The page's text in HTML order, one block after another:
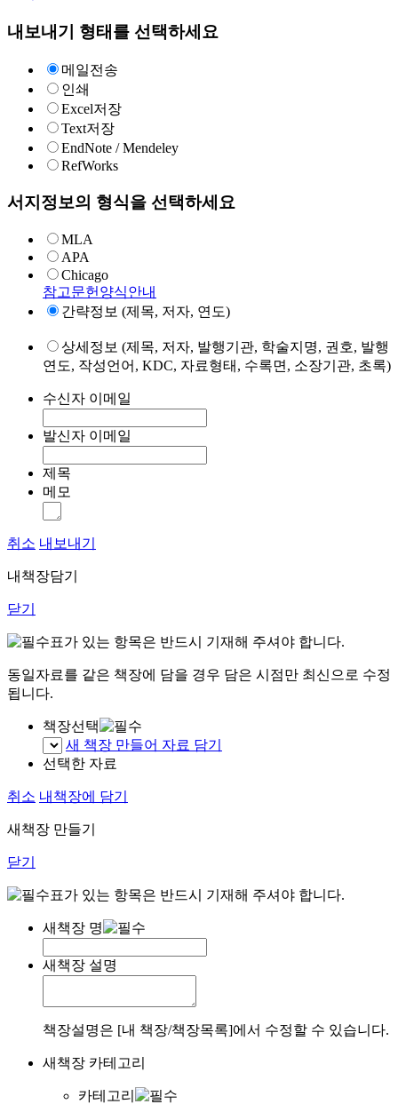
내보내기 형태를 선택하세요
메일전송
인쇄
Excel저장
Text저장
EndNote / Mendeley
RefWorks
서지정보의 형식을 선택하세요
MLA
APA
Chicago
참고문헌양식안내
간략정보 (제목, 저자, 연도)
상세정보 (제목, 저자, 발행기관, 학술지명, 권호, 발행
연도, 작성언어, KDC, 자료형태, 수록면, 소장기관, 초록)
수신자 이메일
발신자 이메일
제목
메모
취소 내보내기
내책장담기
닫기
표가 있는 항목은 반드시 기재해 주셔야 합니다.
동일자료를 같은 책장에 담을 경우 담은 시점만 최신으로 수정
됩니다.
책장선택
새 책장 만들어 자료 담기
선택한 자료
취소 내책장에 담기
새책장 만들기
닫기
표가 있는 항목은 반드시 기재해 주셔야 합니다.
새책장 명
새책장 설명
책장설명은 [내 책장/책장목록]에서 수정할 수 있습니다.
새책장 카테고리
카테고리